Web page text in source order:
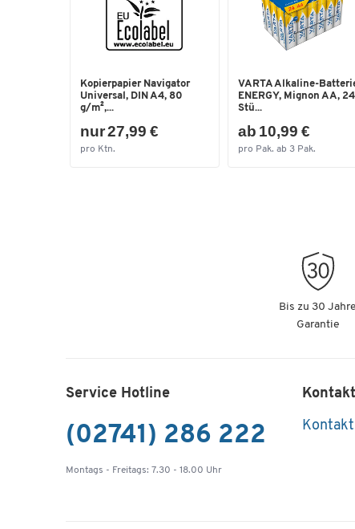
Kopierpapier Navigator
Universal, DIN A4, 80
g/m²,...
nur 27,99 €
pro Ktn.
VARTA Alkaline-
ENERGY, Mignon AA, 24
Stü...
ab 10,99 €
pro Pak. ab 3 Pak.
Bis zu 30 Jahre
Garantie
Service Hotline
(02741) 286 222
Montags - Freitags: 7.30 - 18.00 Uhr